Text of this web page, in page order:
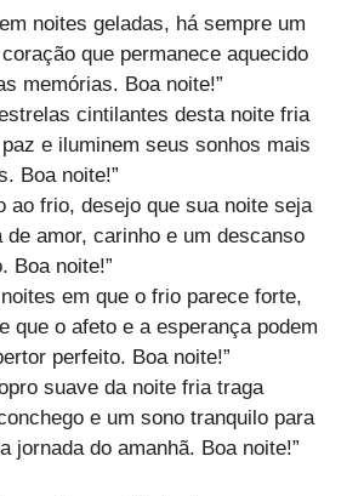
noites geladas, há sempre um
que permanece aquecido
memórias. Boa noite!”
cintilantes desta noite fria
e iluminem seus sonhos mais
Boa noite!”
ao frio, desejo que sua noite seja
de amor, carinho e um descanso
Boa noite!”
em que o frio parece forte,
que o afeto e a esperança podem
perfeito. Boa noite!”
suave da noite fria traga
e um sono tranquilo para
jornada do amanhã. Boa noite!”